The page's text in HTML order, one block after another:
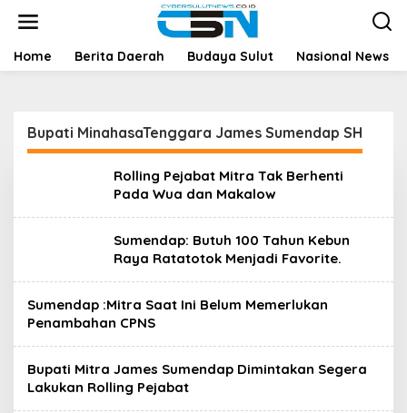
t
Home Berita Daerah Budaya Sulut Nasional News
Bupati MinahasaTenggara James Sumendap SH
Rolling Pejabat Mitra Tak Berhenti
Pada Wua dan Makalow
Sumendap: Butuh 100 Tahun Kebun
Raya Ratatotok Menjadi Favorite.
Sumendap :Mitra Saat Ini Belum Memerlukan
Penambahan CPNS
Bupati Mitra James Sumendap Dimintakan Segera
Lakukan Rolling Pejabat